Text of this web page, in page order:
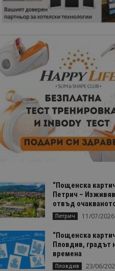
“Пощенска
Петрич –
отвъд
Петрич 11/07/
“Пощенска
Пловдив, градът
времена
Пловдив 23/06/